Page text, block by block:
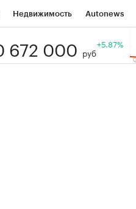
Недвижимость Autonews
672 000 руб
+5.87%